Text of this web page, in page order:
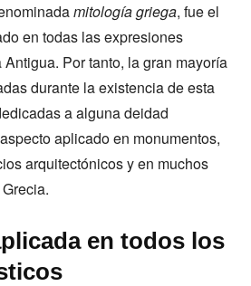
mitología griega, fue el
en todas las expresiones
Por tanto, la gran mayoría
durante la existencia de esta
a alguna deidad
aplicado en monumentos,
arquitectónicos y en muchos
en todos los